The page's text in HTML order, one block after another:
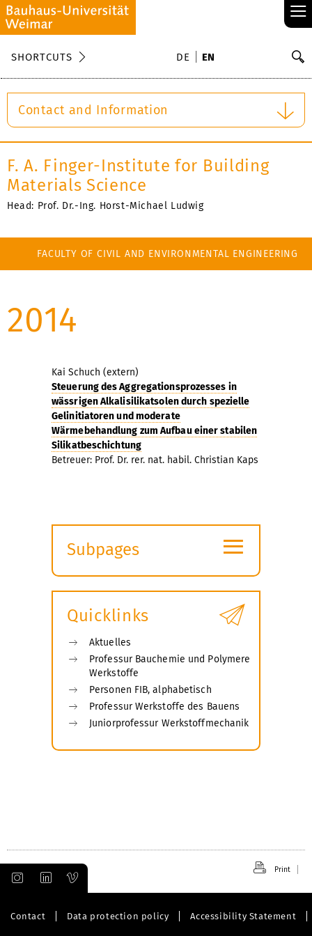
≡
SHORTCUTS DE EN
Contact and Information
F. A. Finger-Institute for Building
Materials Science
Head: Prof. Dr.-Ing. Horst-Michael Ludwig
FACULTY OF CIVIL AND ENVIRONMENTAL ENGINEERING
2014
Kai Schuch (extern)
Steuerung des Aggregationsprozesses in
wässrigen Alkalisilikatsolen durch spezielle
Gelinitiatoren und moderate
Wärmebehandlung zum Aufbau einer stabilen
Silikatbeschichtung
Betreuer: Prof. Dr. rer. nat. habil. Christian Kaps
Subpages
submenu
≡
Quicklinks
Aktuelles
Professur Bauchemie und Polymere
Werkstoffe
Personen FIB, alphabetisch
Professur Werkstoffe des Bauens
Juniorprofessur Werkstoffmechanik
Print
Contact Data protection policy Accessibility Statement